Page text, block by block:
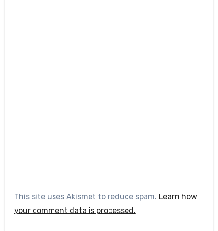
This site uses Akismet to reduce spam. Learn how
your comment data is processed.